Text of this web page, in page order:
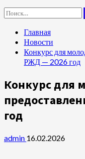
Найти:
Главная
Новости
Конкурс для
РЖД — 2026 год
Конкурс для
год
admin 16.02.2026